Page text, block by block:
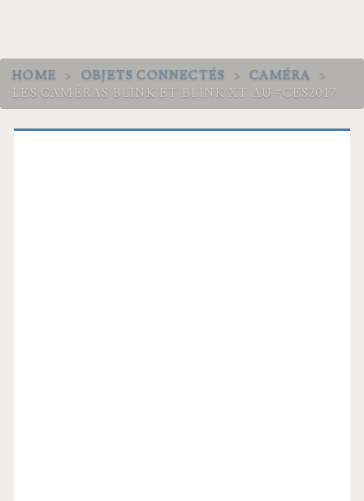
HOME > OBJETS CONNECTÉS > CAMÉRA
>
LES CAMÉRAS BLINK ET BLINK XT AU #CES2017